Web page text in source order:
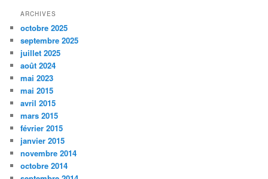
ARCHIVES
octobre 2025
septembre 2025
juillet 2025
août 2024
mai 2023
mai 2015
avril 2015
mars 2015
février 2015
janvier 2015
novembre 2014
octobre 2014